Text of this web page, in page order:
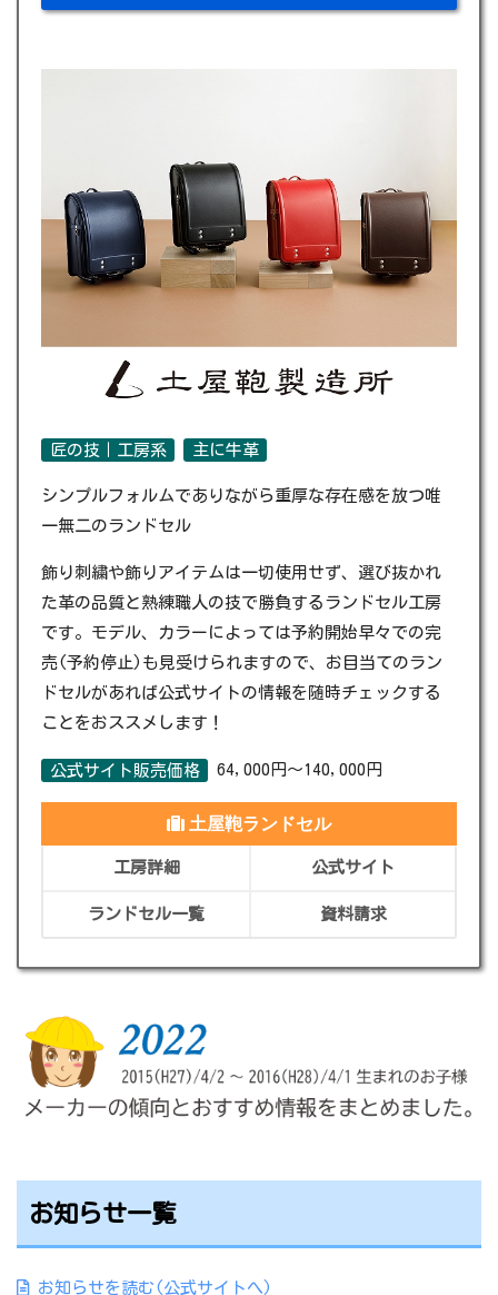
匠の技｜工房系 主に牛革
シンプルフォルムでありながら重厚な存在感を放つ唯
一無二のランドセル
飾り刺繍や飾りアイテムは一切使用せず、選び抜かれ
た革の品質と熟練職人の技で勝負するランドセル工房
です。モデル、カラーによっては予約開始早々での完
売(予約停止)も見受けられますので、お目当てのラン
ドセルがあれば公式サイトの情報を随時チェックする
ことをおススメします！
公式サイト販売価格 64,000円～140,000円
土屋鞄ランドセル
工房詳細 公式サイト
ランドセル一覧 資料請求
お知らせ一覧
お知らせを読む(公式サイトへ)